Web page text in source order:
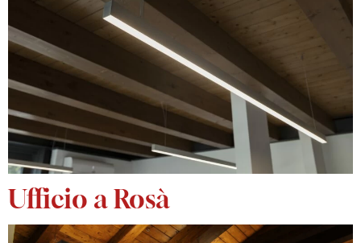
Ufficio a Rosà